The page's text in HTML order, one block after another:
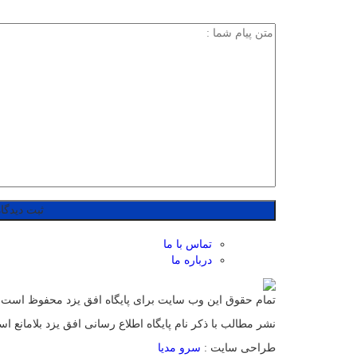
تماس با ما
درباره ما
تمام حقوق این وب سایت برای پایگاه افق یزد محفوظ است.
نشر مطالب با ذکر نام پایگاه اطلاع رسانی افق یزد بلامانع
طراحی سایت : سرو مدیا